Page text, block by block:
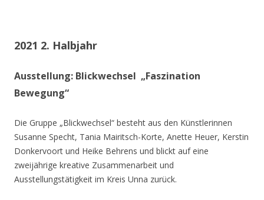
2021 2. Halbjahr
Ausstellung: Blickwechsel „Faszination
Bewegung“
Die Gruppe „Blickwechsel“ besteht aus den Künstlerinnen
Susanne Specht, Tania Mairitsch-Korte, Anette Heuer, Kerstin
Donkervoort und Heike Behrens und blickt auf eine
zweijährige kreative Zusammenarbeit und
Ausstellungstätigkeit im Kreis Unna zurück.